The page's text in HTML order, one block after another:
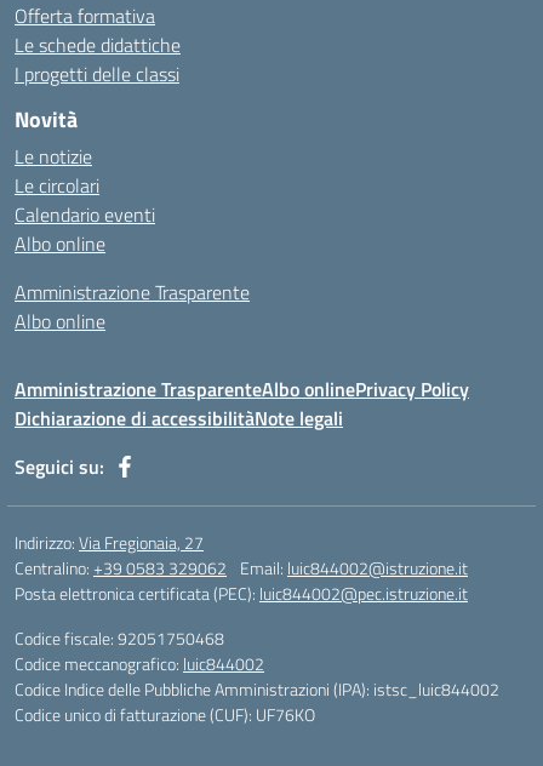
Offerta formativa
Le schede didattiche
I progetti delle classi
Novità
Le notizie
Le circolari
Calendario eventi
Albo online
Amministrazione Trasparente
Albo online
Amministrazione TrasparenteAlbo onlinePrivacy Policy
Dichiarazione di accessibilitàNote legali
Seguici su:
Indirizzo:Via Fregionaia, 27
Centralino:+39 0583 329062 Email: luic844002@istruzione.it
Posta elettronica certificata (PEC): luic844002@pec.istruzione.it
Codice fiscale: 92051750468
Codice meccanografico: luic844002
Codice Indice delle Pubbliche Amministrazioni (IPA): istsc_luic844002
Codice unico di fatturazione (CUF): UF76KO